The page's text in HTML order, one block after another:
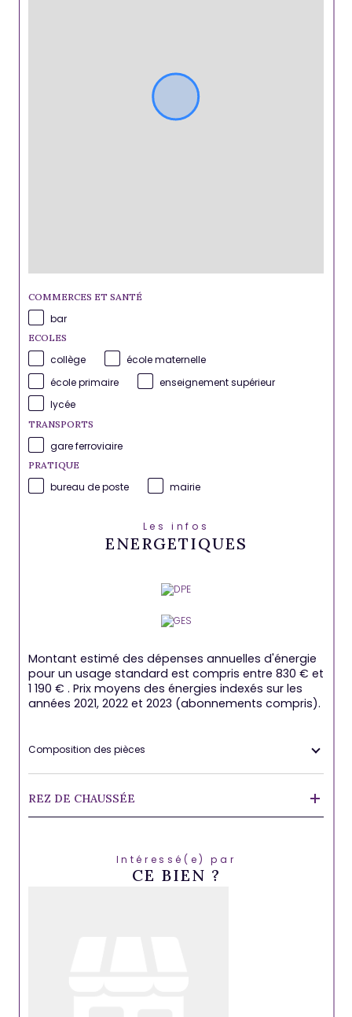
COMMERCES ET SANTÉ
bar
ECOLES
collège
école maternelle
école primaire
enseignement supérieur
lycée
TRANSPORTS
gare ferroviaire
PRATIQUE
bureau de poste mairie
Les infos
ENERGETIQUES
Montant estimé des dépenses annuelles d'énergie
pour un usage standard est compris entre 830 € et
1 190 € . Prix moyens des énergies indexés sur les
années 2021, 2022 et 2023 (abonnements compris).
Composition des pièces
REZ DE CHAUSSÉE
Intéressé(e) par
CE BIEN ?